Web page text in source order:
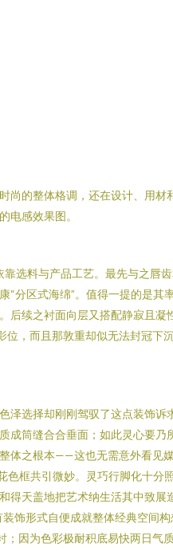
的整体格调，还在设计、用材
电感效果图。
选料与产品工艺。最先与之唇
分区式海绵”。值得一提的是其
续之衬面向层又搭配静寂且凝
，而且那敦重却似无法封冠下
泽选择却刚刚驾驭了这点装饰诉
成筒缝合合垂面；如此灵心要乃
体之根本——这也无需意外看见
框共引微妙。灵巧行脚化十分
得天盖地把艺术纳生活其中致展
饰形式自便成就整体经典空间
因为色彩极耐积底易快两日气